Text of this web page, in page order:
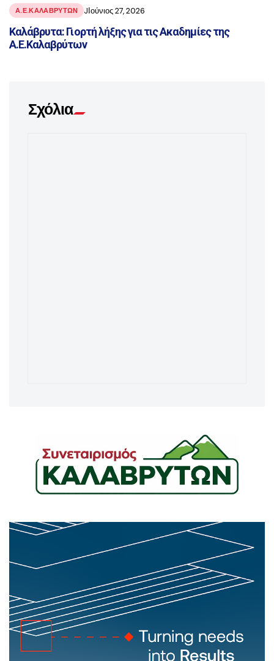
Α.Ε.ΚΑΛΑΒΡΥΤΩΝ JΙούνιος 27, 2026
Καλάβρυτα: Γιορτή λήξης για τις Ακαδημίες της
Α.Ε.Καλαβρύτων
Σχόλια